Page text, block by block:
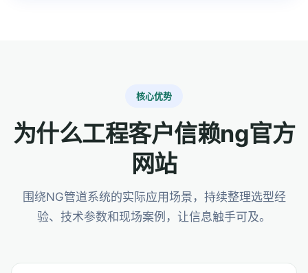
核心优势
为什么工程客户信赖ng官方
网站
围绕NG管道系统的实际应用场景，持续整理选型经
验、技术参数和现场案例，让信息触手可及。